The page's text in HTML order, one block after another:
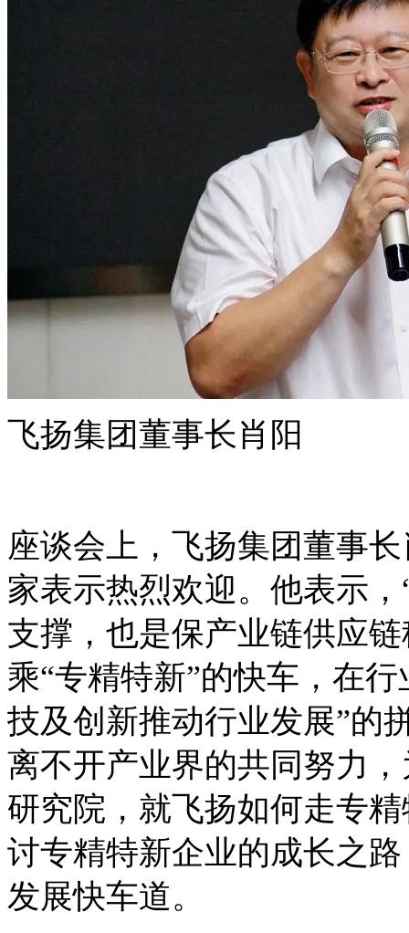
飞扬集团董事长肖阳
座谈会上，飞扬集团董事
家表示热烈欢迎。他表示
支撑，也是保产业链供应
乘“专精特新”的快车，在
技及创新推动行业发展”的
离不开产业界的共同努力
研究院，就飞扬如何走专
讨专精特新企业的成长之
发展快车道。